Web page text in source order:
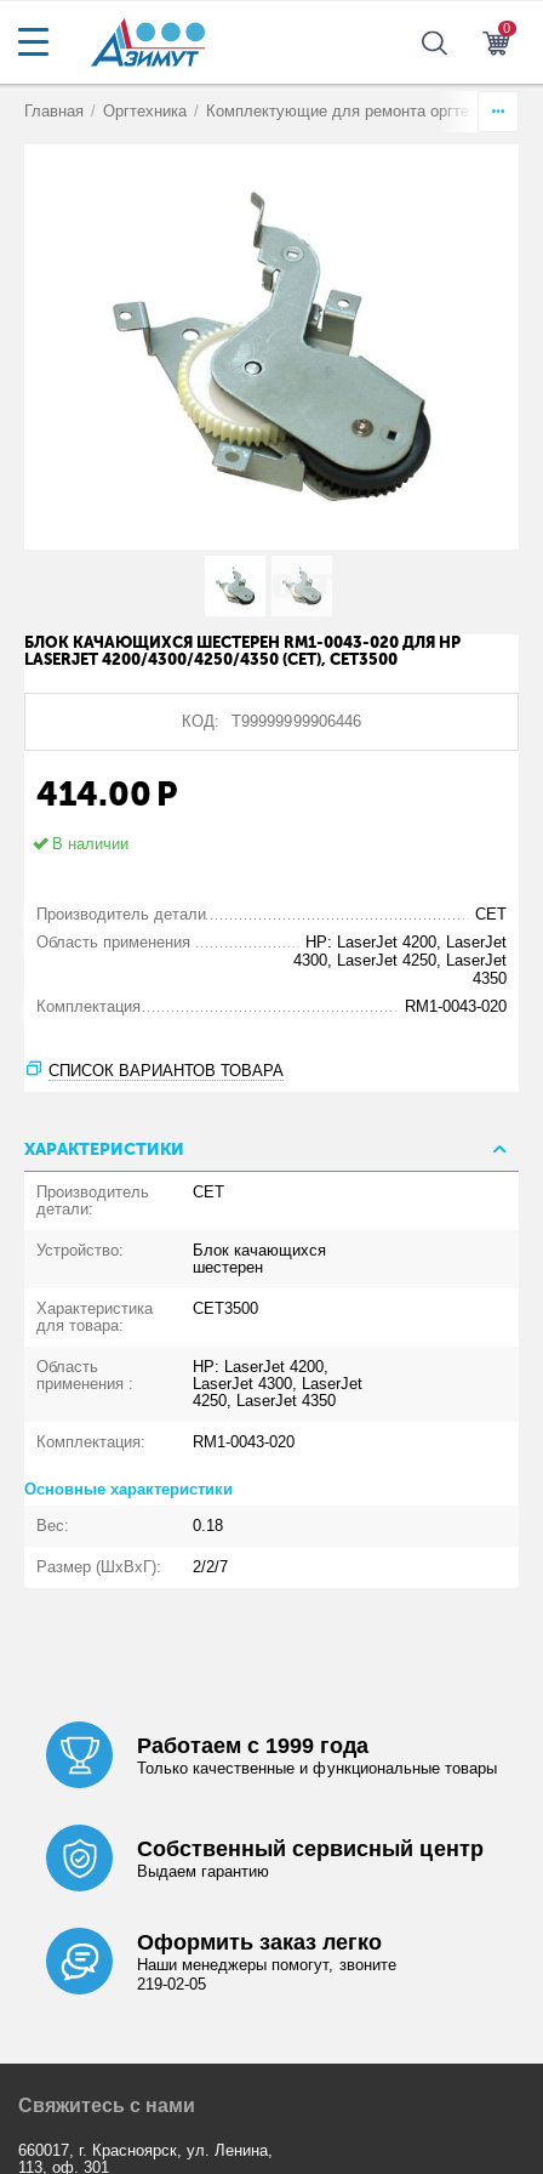
0
Главная / Оргтехника / Комплектующие для ремонта оргтехники
БЛОК КАЧАЮЩИХСЯ ШЕСТЕРЕН RM1-0043-020 ДЛЯ HP
LASERJET 4200/4300/4250/4350 (CET), CET3500
КОД: Т99999999906446
414.00 Р
В наличии
Производитель детали
CET
Область применения
HP: LaserJet 4200, LaserJet
4300, LaserJet 4250, LaserJet
4350
Комплектация
RM1-0043-020
СПИСОК ВАРИАНТОВ ТОВАРА
ХАРАКТЕРИСТИКИ
Производитель
детали:
CET
Устройство:
Блок качающихся
шестерен
Характеристика
для товара:
CET3500
Область
применения :
HP: LaserJet 4200,
LaserJet 4300, LaserJet
4250, LaserJet 4350
Комплектация: RM1-0043-020
Основные характеристики
Вес:
0.18
Размер (ШхВхГ): 2/2/7
Работаем с 1999 года
Только качественные и функциональные товары
Собственный сервисный центр
Выдаем гарантию
Оформить заказ легко
Наши менеджеры помогут, звоните
219-02-05
Свяжитесь с нами
660017, г. Красноярск, ул. Ленина,
113, оф. 301